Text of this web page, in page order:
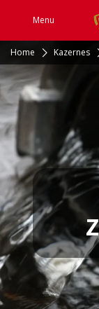
Menu
Home Kazernes